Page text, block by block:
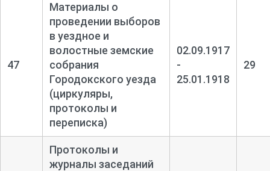
47
Материалы о
проведении выборов
в уездное и
волостные земские
собрания
Городокского уезда
(циркуляры,
протоколы и
переписка)
02.09.1917
-
25.01.1918
29
Протоколы и
журналы заседаний